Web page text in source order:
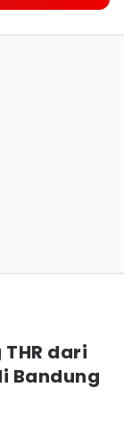
dari
Bandung